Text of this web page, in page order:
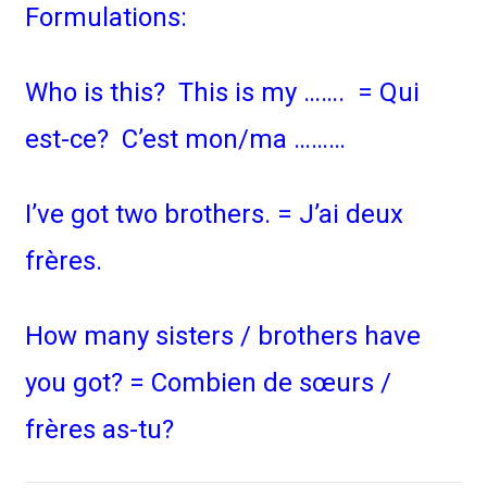
Formulations:
Who is this? This is my ……. = Qui
est-ce? C’est mon/ma ………
I’ve got two brothers. = J’ai deux
frères.
How many sisters / brothers have
you got? = Combien de sœurs /
frères as-tu?